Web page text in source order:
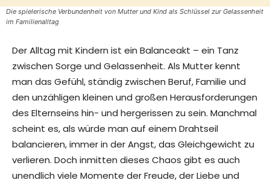
Die spielerische Verbundenheit von Mutter und Kind als Schlüssel zur Gelassenheit
im Familienalltag
Der Alltag mit Kindern ist ein Balanceakt – ein Tanz
zwischen Sorge und Gelassenheit. Als Mutter kennt
man das Gefühl, ständig zwischen Beruf, Familie und
den unzähligen kleinen und großen Herausforderungen
des Elternseins hin- und hergerissen zu sein. Manchmal
scheint es, als würde man auf einem Drahtseil
balancieren, immer in der Angst, das Gleichgewicht zu
verlieren. Doch inmitten dieses Chaos gibt es auch
unendlich viele Momente der Freude, der Liebe und